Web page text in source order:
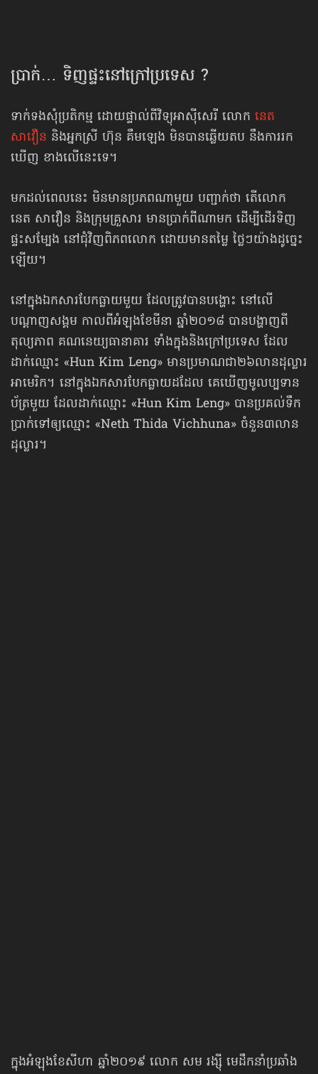
ប្រាក់… ទិញ​ផ្ទះ​នៅក្រៅ​ប្រទេស ?
ទាក់ទងសុំប្រតិកម្ម ដោយផ្ទាល់ពីវិទ្យុអាស៊ីសេរី លោក នេត
សាវឿន និងអ្នកស្រី ហ៊ុន គឹមឡេង មិនបានឆ្លើយតប នឹងការរក
ឃើញ ខាងលើ​នេះទេ។
មកដល់ពេលនេះ មិនមានប្រភពណាមួយ បញ្ជាក់ថា តើលោក
នេត សាវឿន និងក្រុមគ្រួសារ មានប្រាក់ពីណាមក ដើម្បីដើរទិញ
ផ្ទះសម្បែង នៅជុំវិញពិភពលោក ដោយមានតម្លៃ ថ្លៃៗយ៉ាងដូច្នេះ
ឡើយ។
នៅក្នុងឯកសារបែកធ្លាយមួយ ដែលត្រូវបានបង្ហោះ នៅលើ
បណ្ដាញសង្គម កាលពីអំឡុងខែមីនា ឆ្នាំ២០១៨ បាន​បង្ហាញពី
តុល្យភាព គណនេយ្យ​ធានាគារ ទាំងក្នុងនិងក្រៅប្រទេស ដែល
ដាក់ឈ្មោះ «Hun Kim Leng» មាន​ប្រមាណ​ជា២៦លានដុល្លារ
អាមេរិក។ នៅក្នុង​ឯកសារ​បែកធ្លាយ​ដដែល គេឃើញមូលប្បទាន
ប័ត្រមួយ ដែលដាក់​ឈ្មោះ «Hun Kim Leng» បានប្រគល់ទឹក
ប្រាក់ទៅឲ្យឈ្មោះ «Neth Thida Vichhuna» ចំនួន៣លាន
ដុល្លារ។
ក្នុងអំឡុង​ខែសីហា ឆ្នាំ២០១៩ លោក សម រង្ស៊ី មេដឹកនាំប្រឆាំង